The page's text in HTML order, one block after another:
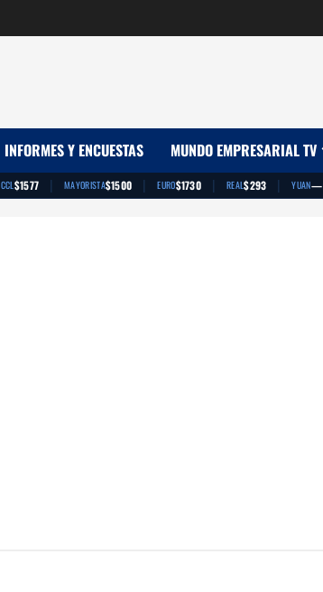
INFORMES Y ENCUESTAS MUNDO EMPRESARIAL TV
CCL$1577 | MAYORISTA$1500 | EURO$1730 | REAL$293 | YUAN—